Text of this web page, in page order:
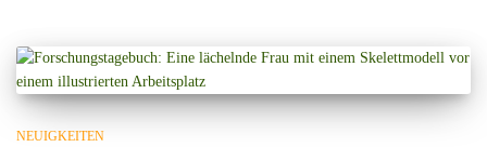
NEUIGKEITEN